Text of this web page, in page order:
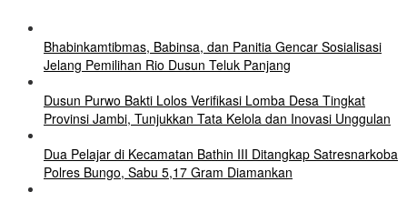
Bhabinkamtibmas, Babinsa, dan Panitia Gencar Sosialisasi
Jelang Pemilihan Rio Dusun Teluk Panjang
Dusun Purwo Bakti Lolos Verifikasi Lomba Desa Tingkat
Provinsi Jambi, Tunjukkan Tata Kelola dan Inovasi Unggulan
Dua Pelajar di Kecamatan Bathin III Ditangkap Satresnarkoba
Polres Bungo, Sabu 5,17 Gram Diamankan